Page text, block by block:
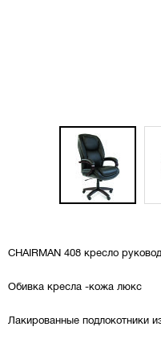
CHAIRMAN 408 кресло
Обивка кресла -кожа люкс
Лакированные подлокотники